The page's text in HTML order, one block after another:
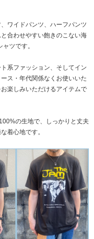
ワイドパンツ、ハーフパンツ
合わせやすい飽きのこない海
ツです。
系ファッション、そしてイン
ス・年代関係なくお使いいた
楽しみいただけるアイテムで
の生地で、しっかりと丈夫
着心地です。